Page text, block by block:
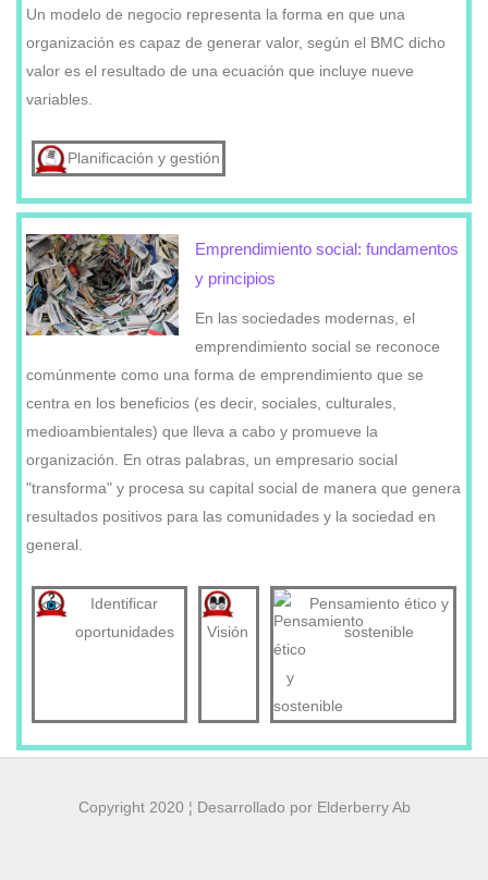
Un modelo de negocio representa la forma en que una
organización es capaz de generar valor, según el BMC dicho
valor es el resultado de una ecuación que incluye nueve
variables.
Planificación y gestión
Emprendimiento social: fundamentos
y principios
En las sociedades modernas, el
emprendimiento social se reconoce
comúnmente como una forma de emprendimiento que se
centra en los beneficios (es decir, sociales, culturales,
medioambientales) que lleva a cabo y promueve la
organización. En otras palabras, un empresario social
"transforma" y procesa su capital social de manera que genera
resultados positivos para las comunidades y la sociedad en
general.
Identificar
oportunidades
Visión
Pensamiento ético y
sostenible
Copyright 2020 ¦ Desarrollado por Elderberry Ab